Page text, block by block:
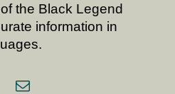
the Black Legend
information in